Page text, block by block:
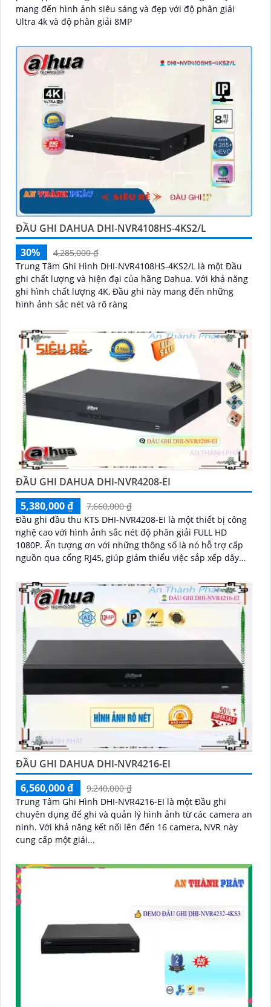
mang đến hình ảnh siêu sáng và đẹp với độ phân giải
Ultra 4k và độ phân giải 8MP
ĐẦU GHI DAHUA DHI-NVR4108HS-4KS2/L
30%
4,285,000 ₫
Trung Tâm Ghi Hình DHI-NVR4108HS-4KS2/L là một Đầu
ghi chất lượng và hiện đại của hãng Dahua. Với khả năng
ghi hình chất lượng 4K, Đầu ghi này mang đến những
hình ảnh sắc nét và rõ ràng
ĐẦU GHI DAHUA DHI-NVR4208-EI
5,380,000 ₫
7,660,000 ₫
Đầu ghi đầu thu KTS DHI-NVR4208-EI là một thiết bị công
nghệ cao với hình ảnh sắc nét độ phân giải FULL HD
1080P. Ấn tượng ơn với những thông số là nó hỗ trợ cấp
nguồn qua cổng RJ45, giúp giảm thiểu việc sắp xếp dây
ĐẦU GHI DAHUA DHI-NVR4216-EI
6,560,000 ₫
9,240,000 ₫
Trung Tâm Ghi Hình DHI-NVR4216-EI là một Đầu ghi
chuyên dụng để ghi và quản lý hình ảnh từ các camera an
ninh. Với khả năng kết nối lên đến 16 camera, NVR này
cung cấp một giải...